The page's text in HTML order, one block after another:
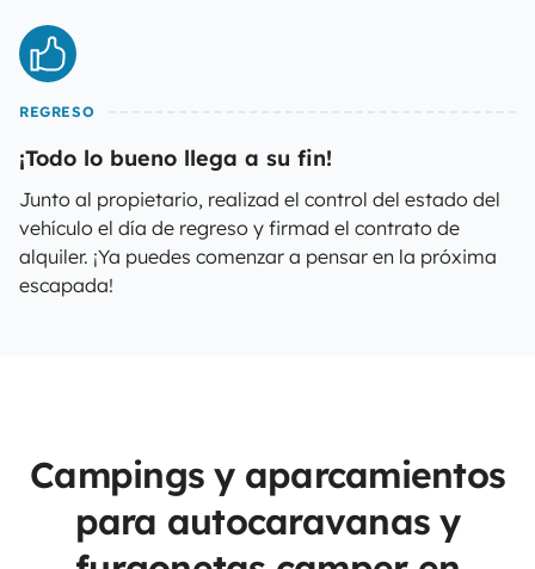
REGRESO
¡Todo lo bueno llega a su fin!
Junto al propietario, realizad el control del estado del
vehículo el día de regreso y firmad el contrato de
alquiler. ¡Ya puedes comenzar a pensar en la próxima
escapada!
Campings y aparcamientos
para autocaravanas y